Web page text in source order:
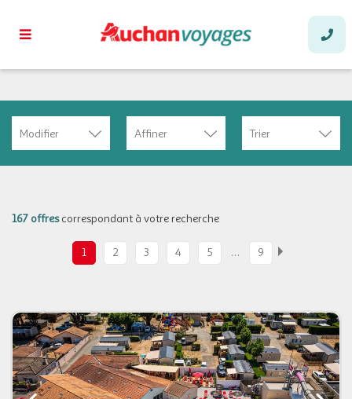
Modifier Affiner Trier
167 offrescorrespondant à votre recherche
1 2 3 4 5 … 9